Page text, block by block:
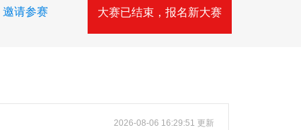
邀请参赛 大赛已结束，报名新大赛
2026-08-06 16:29:51 更新